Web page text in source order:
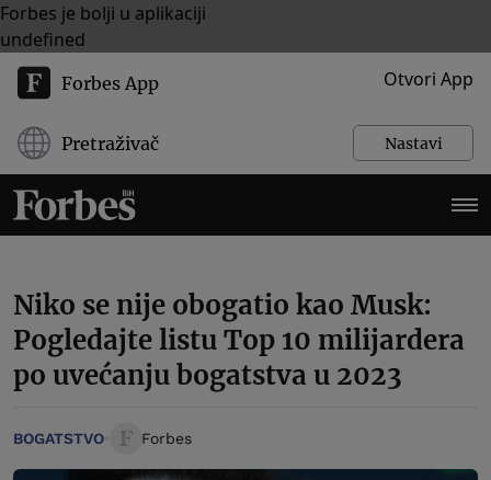
Forbes je bolji u aplikaciji
undefined
Forbes App Otvori App
Pretraživač Nastavi
Niko se nije obogatio kao Musk:
Pogledajte listu Top 10 milijardera
po uvećanju bogatstva u 2023
BOGATSTVO Forbes